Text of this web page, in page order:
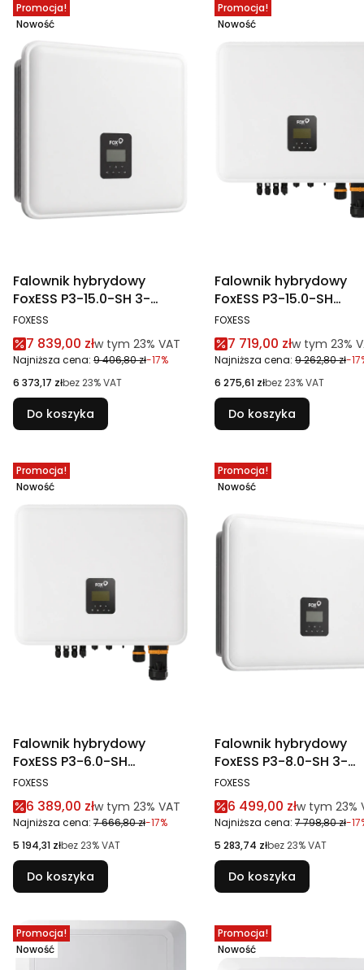
Promocja!
Nowość
Falownik hybrydowy
FoxESS P3-15.0-SH 3-
fazowy 3 MPPT, WiFi,
Ethernet
PRODUCENT
FOXESS
Cena promocyjna brutto
7 839,00 złw tym %s VAT
w tym 23% VAT
Najniższa cena: 9 406,80 zł-17%
Cena netto
6 373,17 złbez 23% VAT
Do koszyka
Promocja!
Nowość
Falownik hybrydowy
FoxESS P3-15.0-SH
wysokonapięciowy
PRODUCENT
FOXESS
Cena promocyjna
7 719,00 złw tym %s
w tym 23%
Najniższa cena: 9 262,80 zł-
Cena netto
6 275,61 złbez 23% VAT
Do koszyka
Promocja!
Nowość
Falownik hybrydowy
FoxESS P3-6.0-SH
wysokonapięciowy
PRODUCENT
FOXESS
Cena promocyjna brutto
6 389,00 złw tym %s VAT
w tym 23% VAT
Najniższa cena: 7 666,80 zł-17%
Cena netto
5 194,31 złbez 23% VAT
Do koszyka
Promocja!
Nowość
Falownik hybrydowy
FoxESS P3-8.0-SH 3-
fazowy 3 MPPT, WiFi,
Ethernet
PRODUCENT
FOXESS
Cena promocyjna
6 499,00 złw tym %s
w tym 23%
Najniższa cena: 7 798,80 zł-
Cena netto
5 283,74 złbez 23% VAT
Do koszyka
Promocja!
Nowość
Promocja!
Nowość